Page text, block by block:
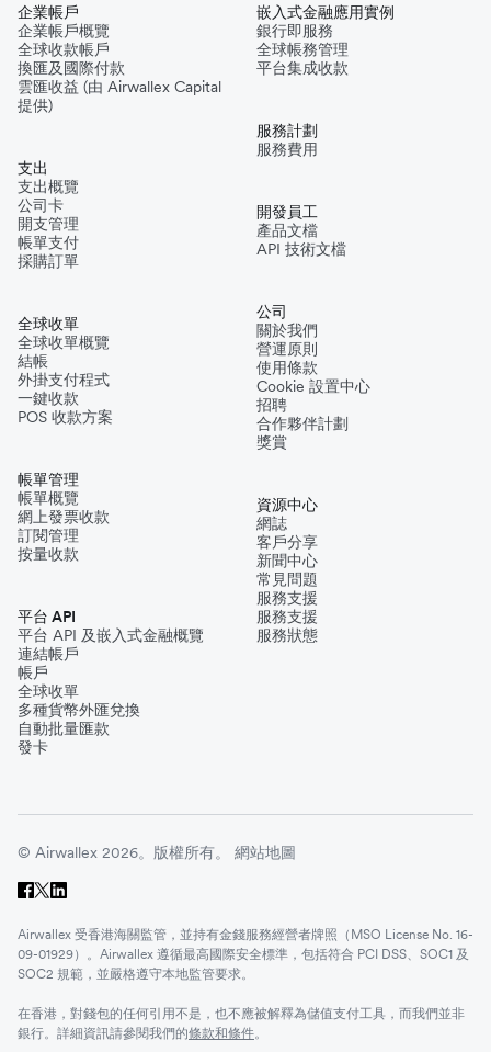
企業帳戶
企業帳戶概覽
全球收款帳戶
換匯及國際付款
雲匯收益 (由 Airwallex Capital
提供)
支出
支出概覽
公司卡
開支管理
帳單支付
採購訂單
全球收單
全球收單概覽
結帳
外掛支付程式
一鍵收款
POS 收款方案
帳單管理
帳單概覽
網上發票收款
訂閱管理
按量收款
平台 API
平台 API 及嵌入式金融概覽
連結帳戶
帳戶
全球收單
多種貨幣外匯兌換
自動批量匯款
發卡
嵌入式金融應用實例
銀行即服務
全球帳務管理
平台集成收款
服務計劃
服務費用
開發員工
產品文檔
API 技術文檔
公司
關於我們
營運原則
使用條款
Cookie 設置中心
招聘
合作夥伴計劃
獎賞
資源中心
網誌
客戶分享
新聞中心
常見問題
服務支援
服務支援
服務狀態
© Airwallex 2026。版權所有。 網站地圖
Airwallex 受香港海關監管，並持有金錢服務經營者牌照（MSO License No. 16-
09-01929）。Airwallex 遵循最高國際安全標準，包括符合 PCI DSS、SOC1 及
SOC2 規範，並嚴格遵守本地監管要求。
在香港，對錢包的任何引用不是，也不應被解釋為儲值支付工具，而我們並非
銀行。詳細資訊請參閱我們的條款和條件。